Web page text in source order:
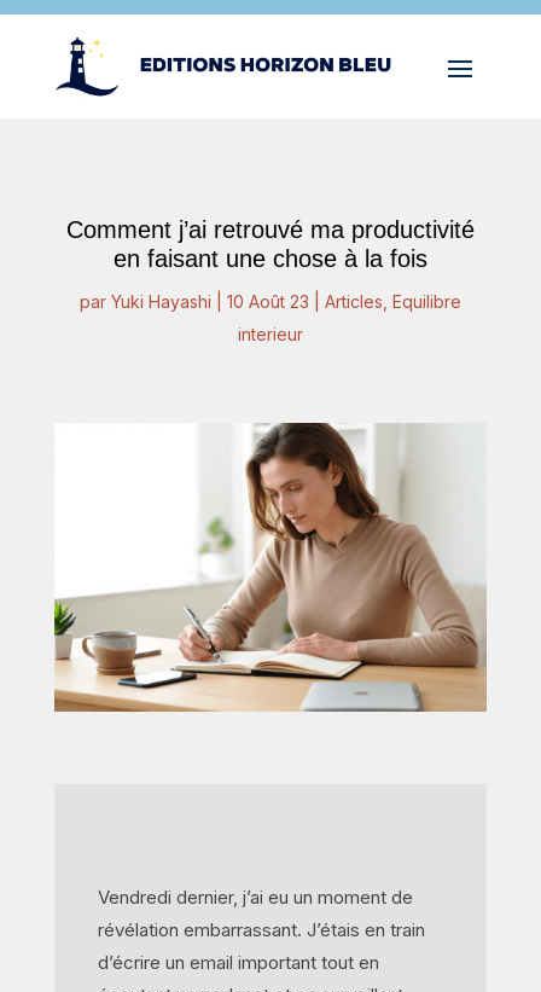
Comment j’ai retrouvé ma productivité
en faisant une chose à la fois
par Yuki Hayashi 10 Août 23 Articles Equilibre
interieur
Vendredi dernier, j’ai eu un moment de
révélation embarrassant. J’étais en train
d’écrire un email important tout en